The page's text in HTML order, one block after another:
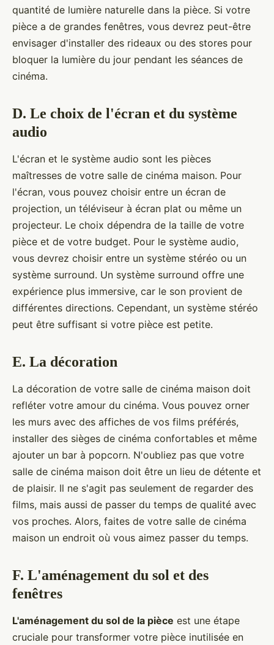
quantité de lumière naturelle dans la pièce. Si votre
pièce a de grandes fenêtres, vous devrez peut-être
envisager d'installer des rideaux ou des stores pour
bloquer la lumière du jour pendant les séances de
cinéma.
D. Le choix de l'écran et du système
audio
L'écran et le système audio sont les pièces
maîtresses de votre salle de cinéma maison. Pour
l'écran, vous pouvez choisir entre un écran de
projection, un téléviseur à écran plat ou même un
projecteur. Le choix dépendra de la taille de votre
pièce et de votre budget. Pour le système audio,
vous devrez choisir entre un système stéréo ou un
système surround. Un système surround offre une
expérience plus immersive, car le son provient de
différentes directions. Cependant, un système stéréo
peut être suffisant si votre pièce est petite.
E. La décoration
La décoration de votre salle de cinéma maison doit
refléter votre amour du cinéma. Vous pouvez orner
les murs avec des affiches de vos films préférés,
installer des sièges de cinéma confortables et même
ajouter un bar à popcorn. N'oubliez pas que votre
salle de cinéma maison doit être un lieu de détente et
de plaisir. Il ne s'agit pas seulement de regarder des
films, mais aussi de passer du temps de qualité avec
vos proches. Alors, faites de votre salle de cinéma
maison un endroit où vous aimez passer du temps.
F. L'aménagement du sol et des
fenêtres
L'aménagement du sol de la pièce est une étape
cruciale pour transformer votre pièce inutilisée en